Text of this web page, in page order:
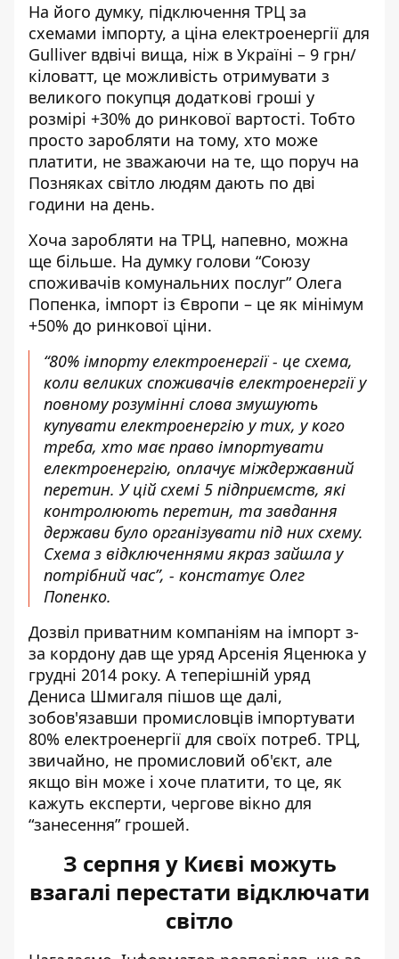
На його думку, підключення ТРЦ за
схемами імпорту, а ціна електроенергії для
Gulliver вдвічі вища, ніж в Україні – 9 грн/
кіловатт, це можливість отримувати з
великого покупця додаткові гроші у
розмірі +30% до ринкової вартості. Тобто
просто заробляти на тому, хто може
платити, не зважаючи на те, що поруч на
Позняках світло людям дають по дві
години на день.
Хоча заробляти на ТРЦ, напевно, можна
ще більше. На думку голови “Союзу
споживачів комунальних послуг” Олега
Попенка, імпорт із Європи – це як мінімум
+50% до ринкової ціни.
“80% імпорту електроенергії - це схема,
коли великих споживачів електроенергії у
повному розумінні слова змушують
купувати електроенергію у тих, у кого
треба, хто має право імпортувати
електроенергію, оплачує міждержавний
перетин. У цій схемі 5 підприємств, які
контролюють перетин, та завдання
держави було організувати під них схему.
Схема з відключеннями якраз зайшла у
потрібний час”, - констатує Олег
Попенко.
Дозвіл приватним компаніям на імпорт з-
за кордону дав ще уряд Арсенія Яценюка у
грудні 2014 року. А теперішній уряд
Дениса Шмигаля пішов ще далі,
зобов'язавши промисловців імпортувати
80% електроенергії для своїх потреб. ТРЦ,
звичайно, не промисловий об'єкт, але
якщо він може і хоче платити, то це, як
кажуть експерти, чергове вікно для
“занесення” грошей.
З серпня у Києві можуть
взагалі перестати відключати
світло